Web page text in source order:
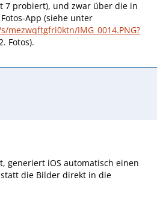
7 probiert), und zwar über die in
App (siehe unter
mezwqftgfri0ktn/IMG_0014.PNG?
Fotos).
generiert iOS automatisch einen
die Bilder direkt in die